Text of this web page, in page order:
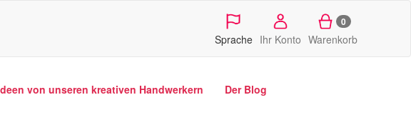
Sprache Ihr Konto
0
Warenkorb
von unseren kreativen Handwerkern
Der Blog